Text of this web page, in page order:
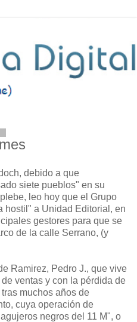
debido a que
siete pueblos" en su
leo hoy que el Grupo
hostil" a Unidad Editorial, en
gestores para que se
de la calle Serrano, (y
Ramirez, Pedro J., que vive
ventas y con la pérdida de
muchos años de
cuya operación de
negros del 11 M", o